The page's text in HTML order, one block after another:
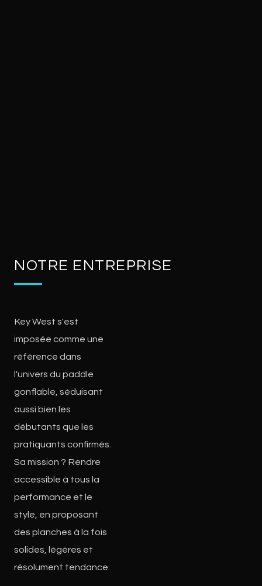
NOTRE ENTREPRISE
Key West s'est
imposée comme une
référence dans
l'univers du paddle
gonflable, séduisant
aussi bien les
débutants que les
pratiquants confirmés.
Sa mission ? Rendre
accessible à tous la
performance et le
style, en proposant
des planches à la fois
solides, légères et
résolument tendance.